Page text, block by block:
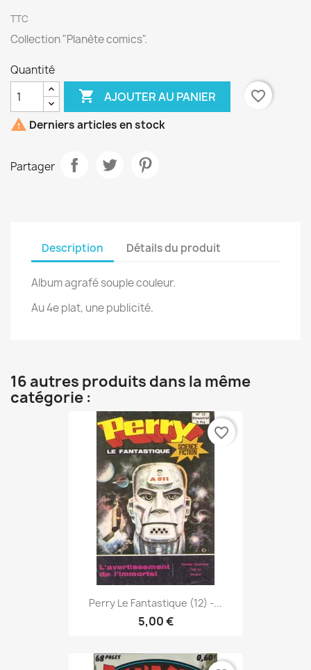
TTC
Collection "Planète comics".
Quantité
 AJOUTER AU PANIER
favorite_border
 Derniers articles en stock
Partager
Description Détails du produit
Album agrafé souple couleur.
Au 4e plat, une publicité.
16 autres produits dans la même
catégorie :
Perry Le Fantastique (12) -...
5,00 €
favorite_border